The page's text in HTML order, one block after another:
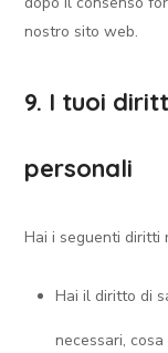
nostro sito web.
9. I tuoi
personali
Hai i seguenti diritti
Hai il diritto di
necessari,